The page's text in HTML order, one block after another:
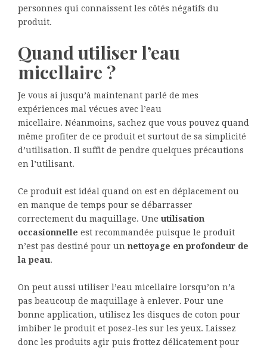
personnes qui connaissent les côtés négatifs du
produit.
Quand utiliser l’eau
micellaire ?
Je vous ai jusqu’à maintenant parlé de mes
expériences mal vécues avec l’eau
micellaire. Néanmoins, sachez que vous pouvez quand
même profiter de ce produit et surtout de sa simplicité
d’utilisation. Il suffit de pendre quelques précautions
en l’utilisant.
Ce produit est idéal quand on est en déplacement ou
en manque de temps pour se débarrasser
correctement du maquillage. Une utilisation
occasionnelle est recommandée puisque le produit
n’est pas destiné pour un nettoyage en profondeur de
la peau.
On peut aussi utiliser l’eau micellaire lorsqu’on n’a
pas beaucoup de maquillage à enlever. Pour une
bonne application, utilisez les disques de coton pour
imbiber le produit et posez-les sur les yeux. Laissez
donc les produits agir puis frottez délicatement pour